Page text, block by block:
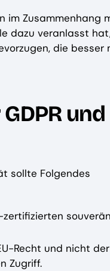
im Zusammenhang
dazu veranlasst
die besser
und
sollte Folgendes
Recht und nicht der
Zugriff.